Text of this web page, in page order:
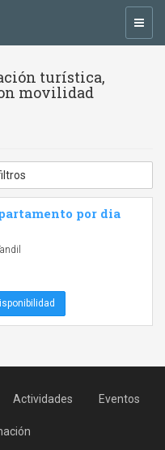
turística,
movilidad
por dia
Actividades Eventos